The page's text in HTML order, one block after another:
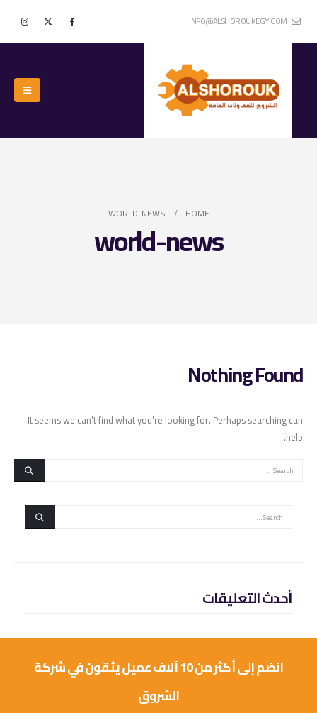
INFO@ALSHOROUKEGY.COM
HOME
WORLD-NEWS
world-news
Nothing Found
It seems we can’t find what you’re looking for. Perhaps searching can
help.
أحدث التعليقات
انضم إلى أكثر من 10 آلاف عميل يثقون في شركة
الشروق